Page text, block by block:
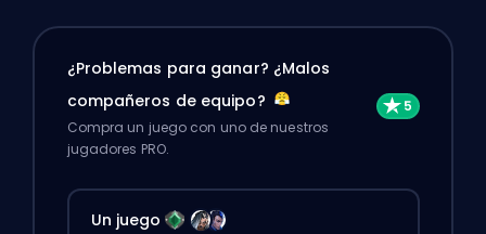
¿Problemas para ganar? ¿Malos
compañeros de equipo?
Compra un juego con uno de nuestros
jugadores PRO.
Un juego